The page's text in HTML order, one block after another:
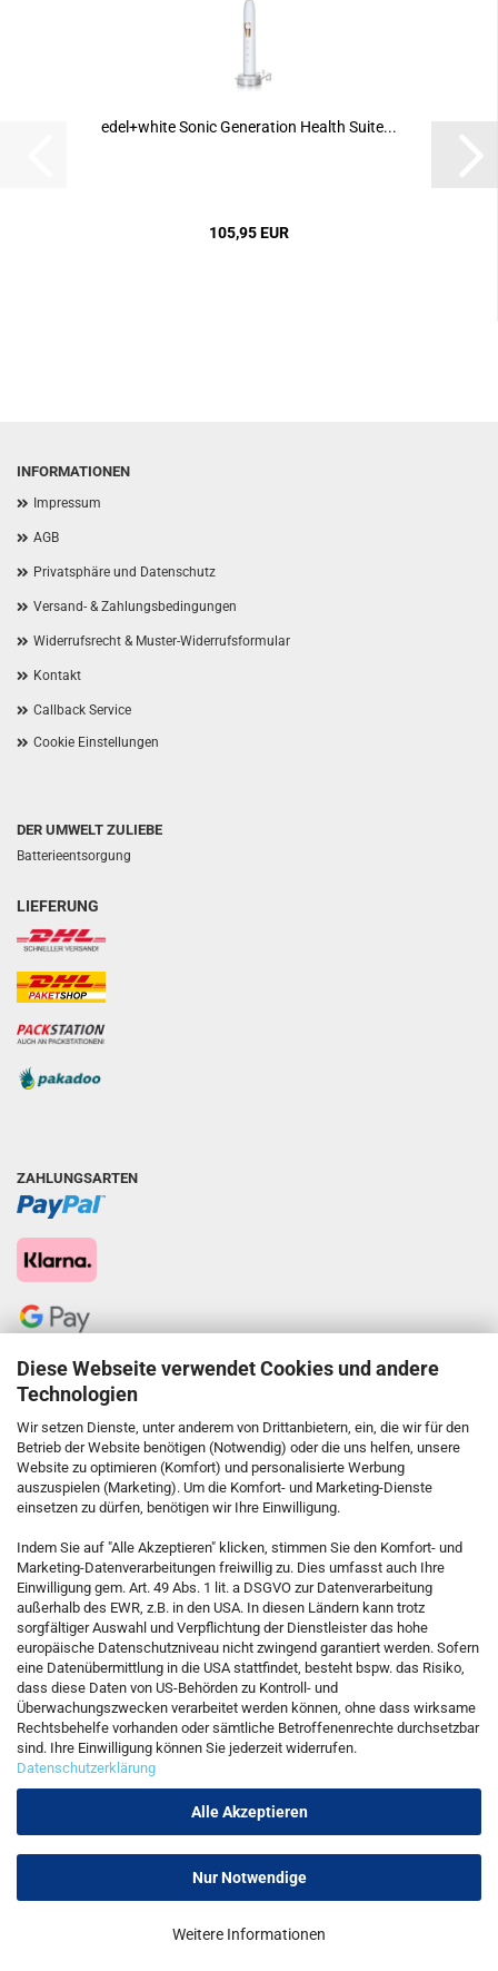
Diese Webseite verwendet Cookies und andere
Technologien
Wir setzen Dienste, unter anderem von Drittanbietern, ein, die wir für den
Betrieb der Website benötigen (Notwendig) oder die uns helfen, unsere
Website zu optimieren (Komfort) und personalisierte Werbung
auszuspielen (Marketing). Um die Komfort- und Marketing-Dienste
einsetzen zu dürfen, benötigen wir Ihre Einwilligung.
Indem Sie auf "Alle Akzeptieren" klicken, stimmen Sie den Komfort- und
Marketing-Datenverarbeitungen freiwillig zu. Dies umfasst auch Ihre
Einwilligung gem. Art. 49 Abs. 1 lit. a DSGVO zur Datenverarbeitung
außerhalb des EWR, z.B. in den USA. In diesen Ländern kann trotz
sorgfältiger Auswahl und Verpflichtung der Dienstleister das hohe
europäische Datenschutzniveau nicht zwingend garantiert werden. Sofern
eine Datenübermittlung in die USA stattfindet, besteht bspw. das Risiko,
dass diese Daten von US-Behörden zu Kontroll- und
Überwachungszwecken verarbeitet werden können, ohne dass wirksame
Rechtsbehelfe vorhanden oder sämtliche Betroffenenrechte durchsetzbar
sind. Ihre Einwilligung können Sie jederzeit widerrufen.
Datenschutzerklärung
Alle Akzeptieren
Nur Notwendige
Weitere Informationen
edel+white Sonic Generation Health Suite...
105,95 EUR
INFORMATIONEN
Impressum
AGB
Privatsphäre und Datenschutz
Versand- & Zahlungsbedingungen
Widerrufsrecht & Muster-Widerrufsformular
Kontakt
Callback Service
Cookie Einstellungen
DER UMWELT ZULIEBE
Batterieentsorgung
LIEFERUNG
ZAHLUNGSARTEN
KONTAKT
Kostenfreie Service-Hotline
0800 5892815
Callback Service
Kontaktformular